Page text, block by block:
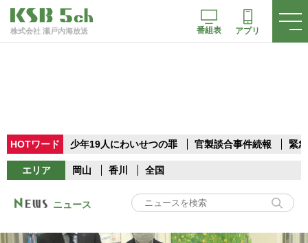
株式会社 瀬戸内海放送 番組表 アプリ
HOTワード 少年19人にわいせつの罪 官製談合事件続報 緊
エリア 岡山 香川 全国
ニュース